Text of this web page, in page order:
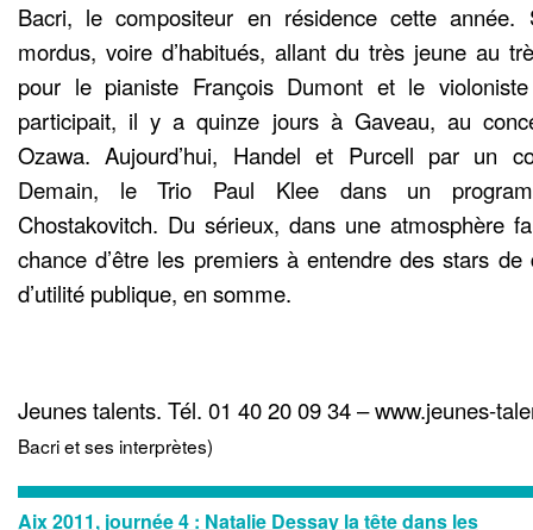
Bacri, le compositeur en résidence cette année.
mordus, voire d’habitués, allant du très jeune au
pour le pianiste François Dumont et le
participait, il y a quinze jours à Gaveau, au
Ozawa. Aujourd’hui, Handel et Purcell par un
Demain, le Trio Paul Klee dans un
Chostakovitch. Du sérieux, dans une atmosphère
chance d’être les premiers à entendre des stars
d’utilité publique, en somme.
Jeunes talents. Tél. 01 40 20 09 34 – www.jeunes-
Bacri et ses interprètes)
Aix 2011, journée 4 : Natalie Dessay la tête dans les